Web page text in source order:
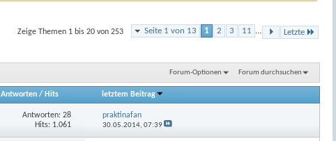
Seite 1 von 13 1 2 3 11 ... Letzte
Zeige Themen 1 bis 20 von 253
Forum-Optionen Forum durchsuchen
Antworten / Hits letztem Beitrag
Antworten: 28
Hits: 1.061
praktinafan
30.05.2014,07:39